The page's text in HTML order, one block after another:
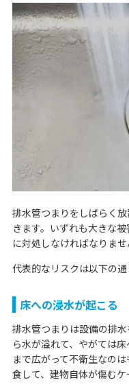
排水管つまりをしばらく
きます。いずれも大きな
に対処しなければなりませ
代表的なリスクは以下の通
床への浸水が起こる
排水管つまりは設備の排
ら水が溢れて、やがては
まで広がって不衛生なの
食して、建物自体が傷むケ